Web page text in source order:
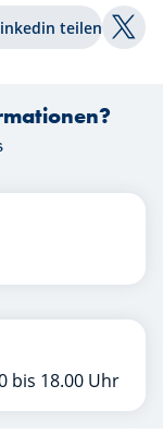
teilen Auf
bis 18.00 Uhr